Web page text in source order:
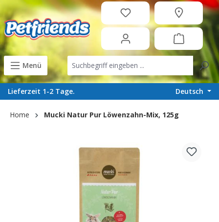
content
Menü
Lieferzeit 1-2 Tage. Deutsch
Home Mucki Natur Pur Löwenzahn-Mix, 125g